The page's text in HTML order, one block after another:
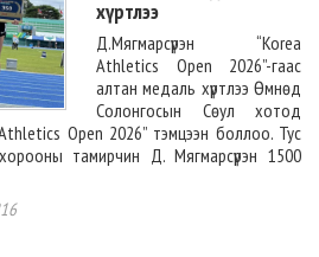
хүртлээ
Д.Мягмарсүрэн “Korea
Athletics Open 2026”-гаас
алтан медаль хүртлээ Өмнөд
Солонгосын Сөул хотод
Open 2026” тэмцээн боллоо. Тус
тамирчин Д. Мягмарсүрэн 1500